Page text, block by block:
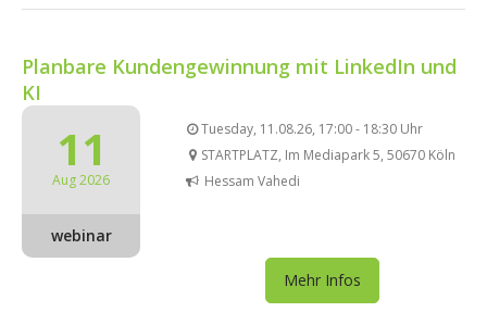
Planbare Kundengewinnung mit LinkedIn und
KI
11
Aug 2026
webinar
Tuesday, 11.08.26, 17:00 - 18:30 Uhr
STARTPLATZ, Im Mediapark 5, 50670 Köln
Hessam Vahedi
Mehr Infos